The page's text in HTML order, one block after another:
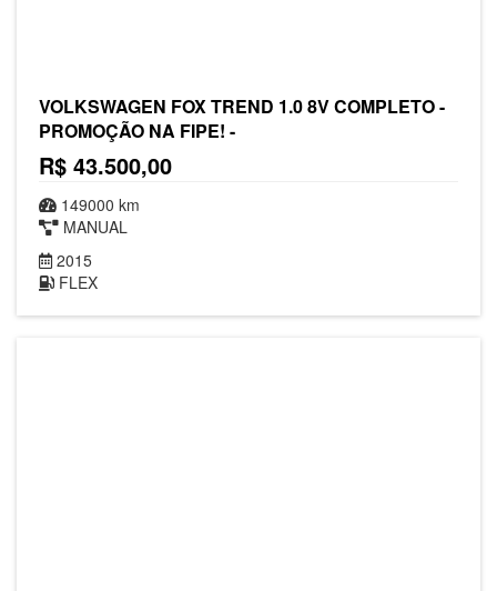
VOLKSWAGEN FOX TREND 1.0 8V COMPLETO -
PROMOÇÃO NA FIPE! -
R$ 43.500,00
149000 km
MANUAL
2015
FLEX